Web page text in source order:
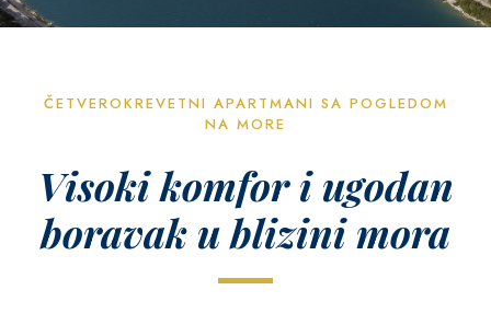
ČETVEROKREVETNI APARTMANI SA POGLEDOM
NA MORE
Visoki komfor i ugodan
boravak u blizini mora